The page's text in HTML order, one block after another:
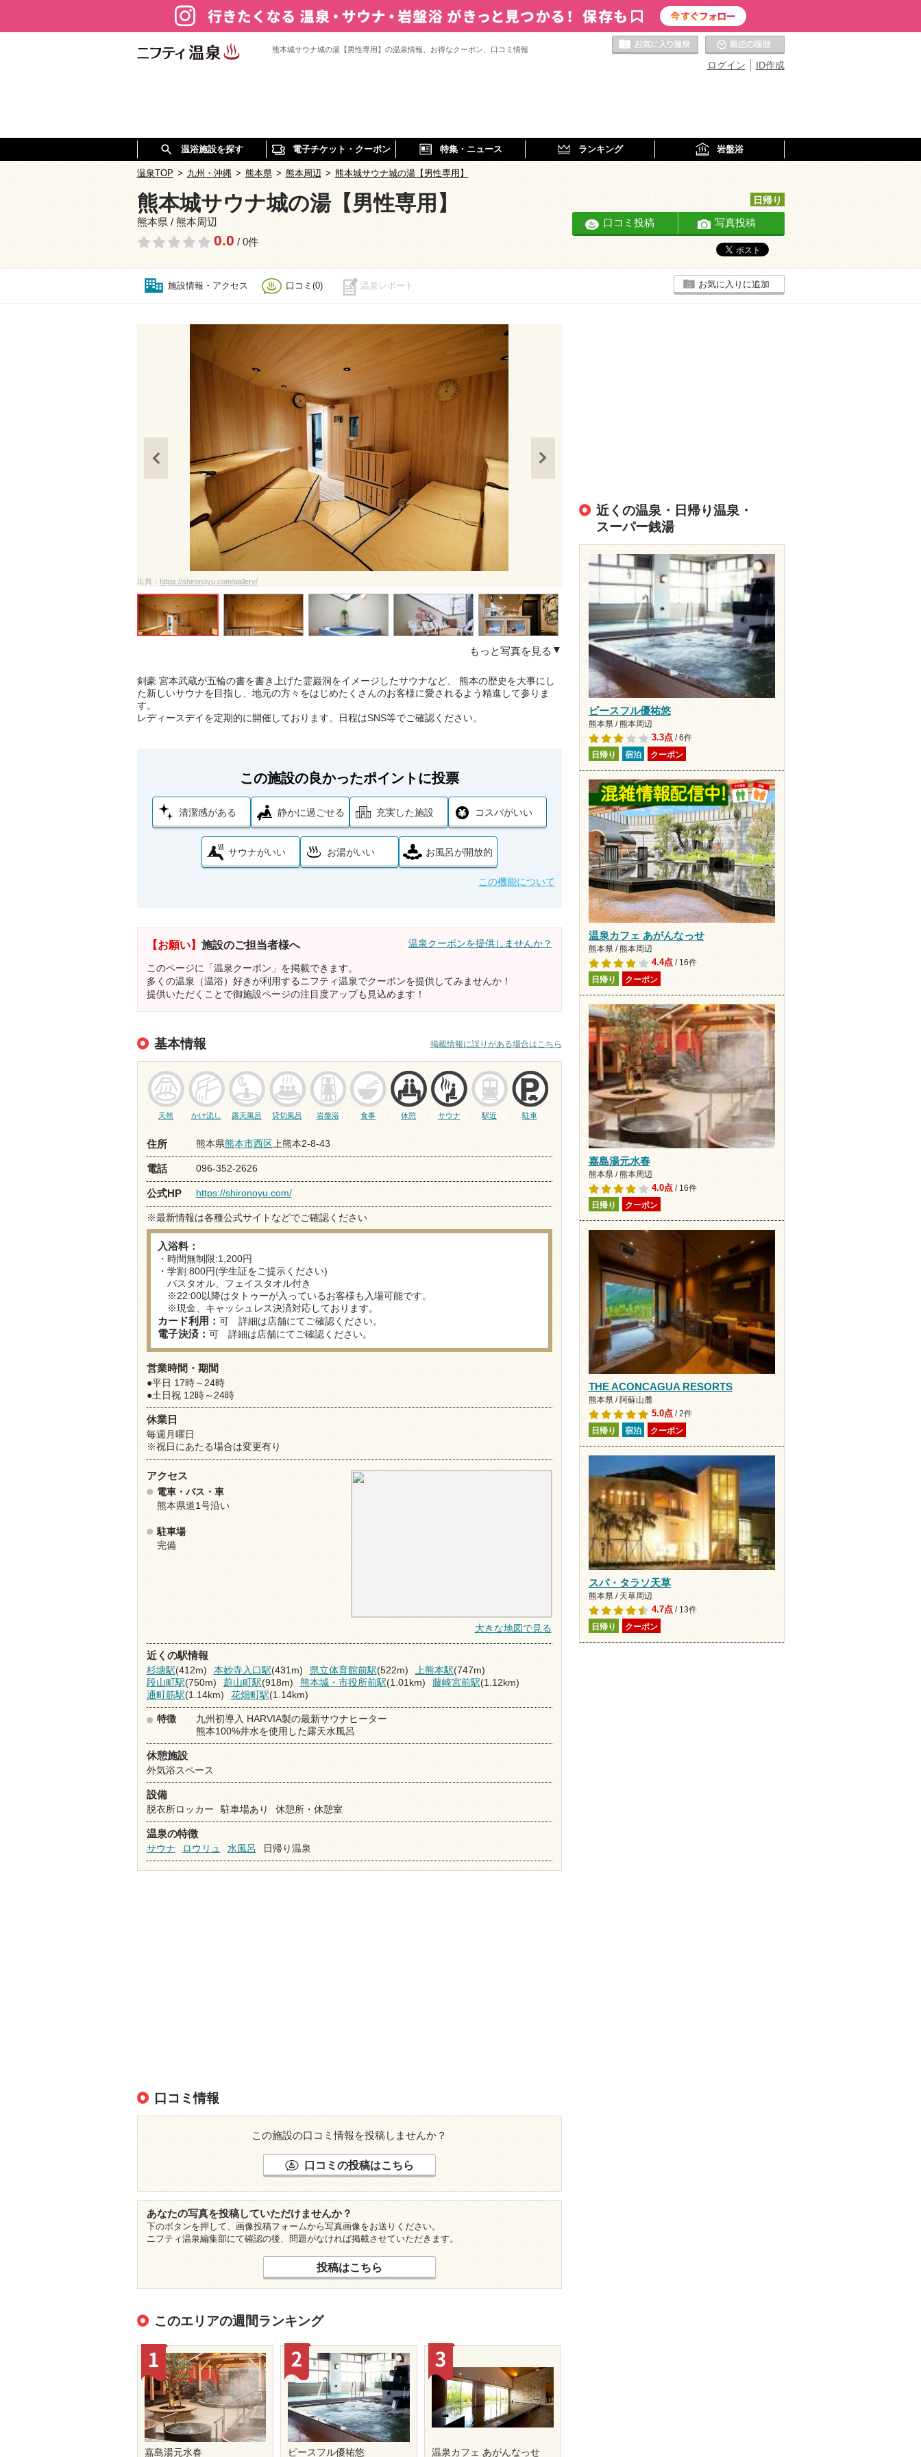
熊本城サウナ城の湯【男性専用】の温泉情報、お得なクーポン、口コミ情報
ID作成
ログイン
お気に入りの温泉
温浴施設を探す 電子チケット・クーポン 特集・ニュース ランキング 岩盤浴
温泉TOP > 九州・沖縄 > 熊本県 > 熊本周辺 > 熊本城サウナ城の湯【男性専用】
熊本城サウナ城の湯【男性専用】
熊本県 / 熊本周辺
0.0 / 0件
日帰り
口コミ投稿 写真投稿
施設情報・アクセス 口コミ(0) 温泉レポート お気に入りに追加
出典： https://shironoyu.com/gallery/ https://shironoyu.com/gallery/
もっと写真を見る
剣豪 宮本武蔵が五輪の書を書き上げた霊巌洞をイメージしたサウナなど、 熊本の歴史を大事にし
た新しいサウナを目指し、地元の方々をはじめたくさんのお客様に愛されるよう精進して参りま
す。
レディースデイを定期的に開催しております。日程はSNS等でご確認ください。
この施設の良かったポイントに投票
清潔感がある 静かに過ごせる 充実した施設 コスパがいい
サウナがいい お湯がいい お風呂が開放的
この機能について
【お願い】 施設のご担当者様へ 温泉クーポンを提供しませんか？
このページに「温泉クーポン」を掲載できます。
多くの温泉（温浴）好きが利用するニフティ温泉でクーポンを提供してみませんか！
提供いただくことで御施設ページの注目度アップも見込めます！
基本情報 掲載情報に誤りがある場合はこちら
天然 かけ流し 露天風呂 貸切風呂 岩盤浴 食事 休憩 サウナ 駅近 駐車
住所 熊本県熊本市西区上熊本2-8-43
電話 096-352-2626
公式HP https://shironoyu.com/
※最新情報は各種公式サイトなどでご確認ください
入浴料：
・時間無制限:1,200円
・学割:800円(学生証をご提示ください)
バスタオル、フェイスタオル付き
※22:00以降はタトゥーが入っているお客様も入場可能です。
※現金、キャッシュレス決済対応しております。
カード利用： 可 詳細は店舗にてご確認ください。
電子決済： 可 詳細は店舗にてご確認ください。
営業時間・期間
●平日 17時～24時
●土日祝 12時～24時
休業日
毎週月曜日
※祝日にあたる場合は変更有り
アクセス
電車・バス・車
熊本県道1号沿い
駐車場
完備
大きな地図で見る
近くの駅情報
杉塘駅(412m) 本妙寺入口駅(431m) 県立体育館前駅(522m) 上熊本駅(747m)
段山町駅(750m) 蔚山町駅(918m) 熊本城・市役所前駅(1.01km) 藤崎宮前駅(1.12km)
通町筋駅(1.14km) 花畑町駅(1.14km)
特徴
九州初導入 HARVIA製の最新サウナヒーター
熊本100%井水を使用した露天水風呂
休憩施設
外気浴スペース
設備
脱衣所ロッカー
駐車場あり 休憩所・休憩室
温泉の特徴
サウナ
ロウリュ 水風呂 日帰り温泉
口コミ情報
この施設の口コミ情報を投稿しませんか？
口コミの投稿はこちら
あなたの写真を投稿していただけませんか？
下のボタンを押して、画像投稿フォームから写真画像をお送りください。
ニフティ温泉編集部にて確認の後、問題がなければ掲載させていただきます。
投稿はこちら
このエリアの週間ランキング
嘉島湯元水春 ピースフル優祐悠 温泉カフェ あがんなっせ
近くの温泉・日帰り温泉・
スーパー銭湯
ピースフル優祐悠
熊本県 / 熊本周辺
3.3点/ 6件
日帰り 宿泊 クーポン
温泉カフェ あがんなっせ
熊本県 / 熊本周辺
4.4点/ 16件
日帰り クーポン
嘉島湯元水春
熊本県 / 熊本周辺
4.0点/ 16件
日帰り クーポン
THE ACONCAGUA RESORTS
熊本県 / 阿蘇山麓
5.0点/ 2件
日帰り 宿泊 クーポン
スパ・タラソ天草
熊本県 / 天草周辺
4.7点/ 13件
日帰り クーポン